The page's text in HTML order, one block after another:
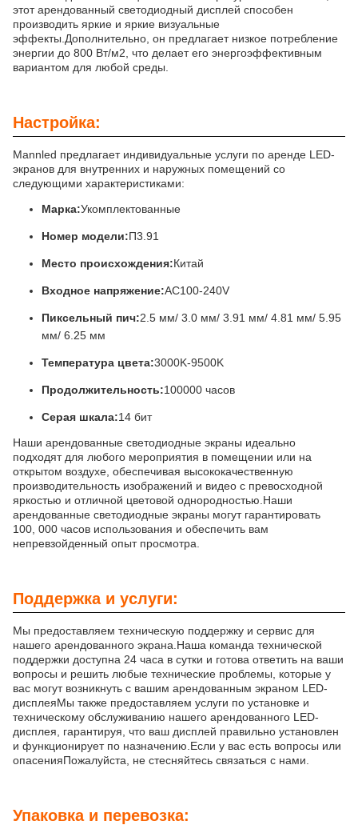
этот арендованный светодиодный дисплей способен
производить яркие и яркие визуальные
эффекты.Дополнительно, он предлагает низкое потребление
энергии до 800 Вт/м2, что делает его энергоэффективным
вариантом для любой среды.
Настройка:
Mannled предлагает индивидуальные услуги по аренде LED-
экранов для внутренних и наружных помещений со
следующими характеристиками:
Марка:Укомплектованные
Номер модели:П3.91
Место происхождения:Китай
Входное напряжение:AC100-240V
Пиксельный пич:2.5 мм/ 3.0 мм/ 3.91 мм/ 4.81 мм/ 5.95
мм/ 6.25 мм
Температура цвета:3000K-9500K
Продолжительность:100000 часов
Серая шкала:14 бит
Наши арендованные светодиодные экраны идеально
подходят для любого мероприятия в помещении или на
открытом воздухе, обеспечивая высококачественную
производительность изображений и видео с превосходной
яркостью и отличной цветовой однородностью.Наши
арендованные светодиодные экраны могут гарантировать
100, 000 часов использования и обеспечить вам
непревзойденный опыт просмотра.
Поддержка и услуги:
Мы предоставляем техническую поддержку и сервис для
нашего арендованного экрана.Наша команда технической
поддержки доступна 24 часа в сутки и готова ответить на ваши
вопросы и решить любые технические проблемы, которые у
вас могут возникнуть с вашим арендованным экраном LED-
дисплеяМы также предоставляем услуги по установке и
техническому обслуживанию нашего арендованного LED-
дисплея, гарантируя, что ваш дисплей правильно установлен
и функционирует по назначению.Если у вас есть вопросы или
опасенияПожалуйста, не стесняйтесь связаться с нами.
Упаковка и перевозка: